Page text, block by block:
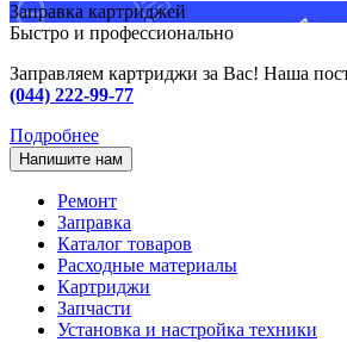
Заправка картриджей
Быстро и профессионально
Заправляем картриджи за Вас! Наша
(044) 222-99-77
Подробнее
Напишите нам
Ремонт
Заправка
Каталог товаров
Расходные материалы
Картриджи
Запчасти
Установка и настройка техники